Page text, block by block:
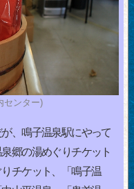
センター)
、鳴子温泉駅にやって
郷の湯めぐりチケット
チケット、「鳴子温